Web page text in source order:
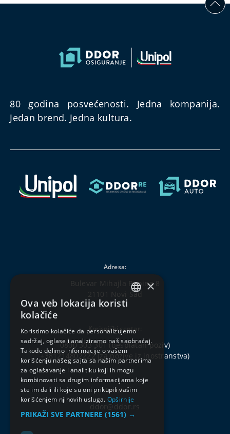
80 godina posvećenosti. Jedna kompanija.
Jedan brend. Jedna kultura.
Adresa:
Bulevar Mihajla Pupina 8
21101 Novi Sad
Korisnički centar:
0800 303 301 (besplatan poziv)
+381214802222(za pozive iz inostranstva)
Email:
ddor@ddor.rs
×
Ova veb lokacija koristi
kolačiće
Koristimo kolačiće da personalizujemo
sadržaj, oglase i analiziramo naš saobraćaj.
Takođe delimo informacije o vašem
korišćenju našeg sajta sa našim partnerima
za oglašavanje i analitiku koji ih mogu
kombinovati sa drugim informacijama koje
ste im dali ili koje su oni prikupili vašim
korišćenjem njihovih usluga. Opširnije
PRIKAŽI SVE PARTNERE (1561) →